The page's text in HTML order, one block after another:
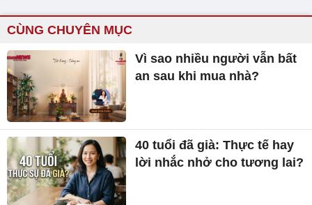
CÙNG CHUYÊN MỤC
Vì sao nhiều người vẫn bất
an sau khi mua nhà?
40 tuổi đã già: Thực tế hay
lời nhắc nhở cho tương lai?